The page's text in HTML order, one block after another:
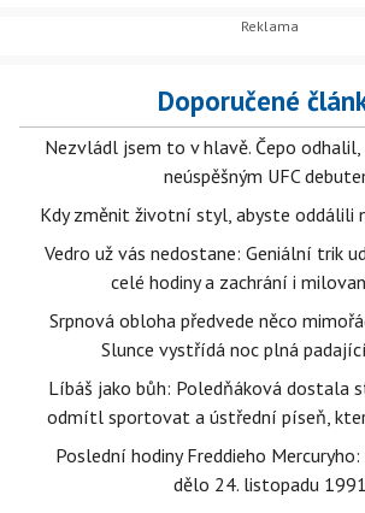
Doporučené
Nezvládl jsem to v hlavě. Čepo
neúspěšným UFC
Kdy změnit životní styl, abyste oddálili
Vedro už vás nedostane: Geniální trik
celé hodiny a zachrání i
Srpnová obloha předvede něco
Slunce vystřídá noc plná
Líbáš jako bůh: Poledňáková dostala
odmítl sportovat a ústřední píseň,
Poslední hodiny Freddieho
dělo 24. listopadu 1991